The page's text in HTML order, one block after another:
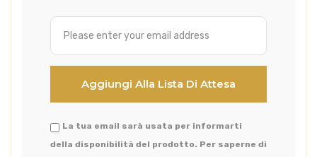
La tua email sarà usata per informarti
della disponibilità del prodotto. Per saperne di